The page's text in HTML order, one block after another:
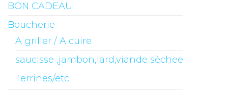
BON CADEAU
Boucherie
A griller / A cuire
saucisse ,jambon,lard,viande sèchee
Terrines/etc.